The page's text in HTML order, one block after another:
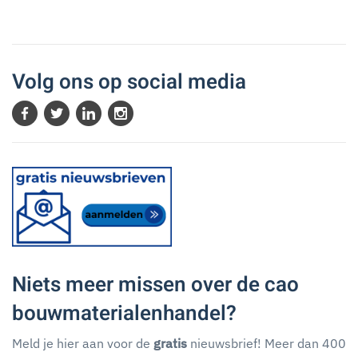
Volg ons op social media
Niets meer missen over de cao
bouwmaterialenhandel?
Meld je hier aan voor de gratis nieuwsbrief! Meer dan 400